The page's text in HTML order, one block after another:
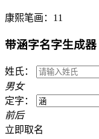
康熙笔画： 11
带涵字名字生成器
姓氏：
男女
定字：
前后
立即取名